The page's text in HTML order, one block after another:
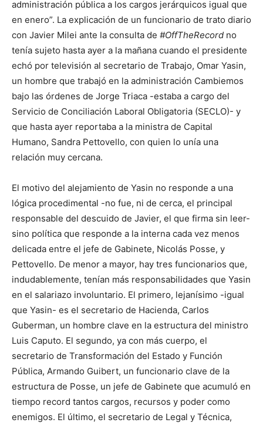
administración pública a los cargos jerárquicos igual que
en enero”. La explicación de un funcionario de trato diario
con Javier Milei ante la consulta de #OffTheRecord no
tenía sujeto hasta ayer a la mañana cuando el presidente
echó por televisión al secretario de Trabajo, Omar Yasin,
un hombre que trabajó en la administración Cambiemos
bajo las órdenes de Jorge Triaca -estaba a cargo del
Servicio de Conciliación Laboral Obligatoria (SECLO)- y
que hasta ayer reportaba a la ministra de Capital
Humano, Sandra Pettovello, con quien lo unía una
relación muy cercana.
El motivo del alejamiento de Yasin no responde a una
lógica procedimental -no fue, ni de cerca, el principal
responsable del descuido de Javier, el que firma sin leer-
sino política que responde a la interna cada vez menos
delicada entre el jefe de Gabinete, Nicolás Posse, y
Pettovello. De menor a mayor, hay tres funcionarios que,
indudablemente, tenían más responsabilidades que Yasin
en el salariazo involuntario. El primero, lejanísimo -igual
que Yasin- es el secretario de Hacienda, Carlos
Guberman, un hombre clave en la estructura del ministro
Luis Caputo. El segundo, ya con más cuerpo, el
secretario de Transformación del Estado y Función
Pública, Armando Guibert, un funcionario clave de la
estructura de Posse, un jefe de Gabinete que acumuló en
tiempo record tantos cargos, recursos y poder como
enemigos. El último, el secretario de Legal y Técnica,